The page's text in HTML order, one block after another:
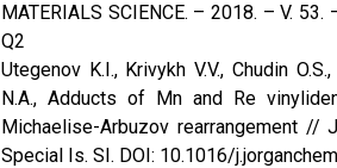
MATERIALS SCIENCE. – 2018. – V.
Q2
Utegenov K.I., Krivykh V.V., Chudin
N.A., Adducts of Mn and Re
Michaelise-Arbuzov rearrangement //
Special Is. SI. DOI: 10.1016/